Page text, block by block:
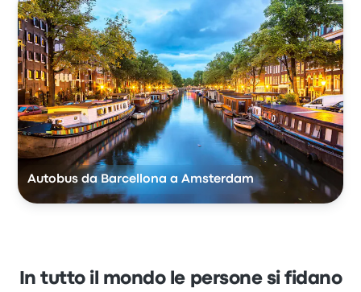
Autobus da Barcellona a Amsterdam
In tutto il mondo le persone si fidano